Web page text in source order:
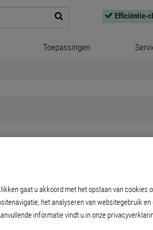
Efficiëntie-
Toepassingen
Silafill 1886
het met de hand
het aanbrengen van
gaat u akkoord met het opslaan van cookies
het analyseren van websitegebruik en
informatie vindt u in onze